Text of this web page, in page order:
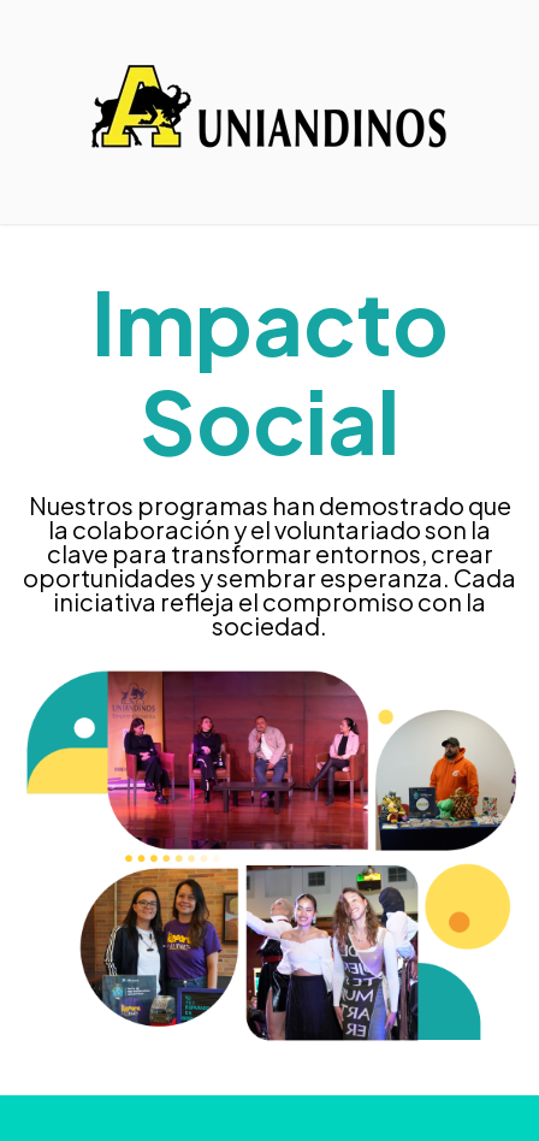
Impacto
Social
Nuestros programas han demostrado que
la colaboración y el voluntariado son la
clave para transformar entornos, crear
oportunidades y sembrar esperanza. Cada
iniciativa refleja el compromiso con la
sociedad.